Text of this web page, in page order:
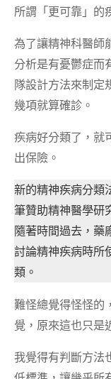
所謂「更可靠」的
為了讓精神科醫師
分析是有憂鬱症而
隊設計方法來制定
幾項就算確診。
疾病好分類了，就
出保險。
新的精神疾病分類
筆贊助精神醫學研
隨著時間過去，藥
討論精神疾病時所
類。
難怪總覺得怪怪的
覺，原來這也只是
我覺得有判斷方法